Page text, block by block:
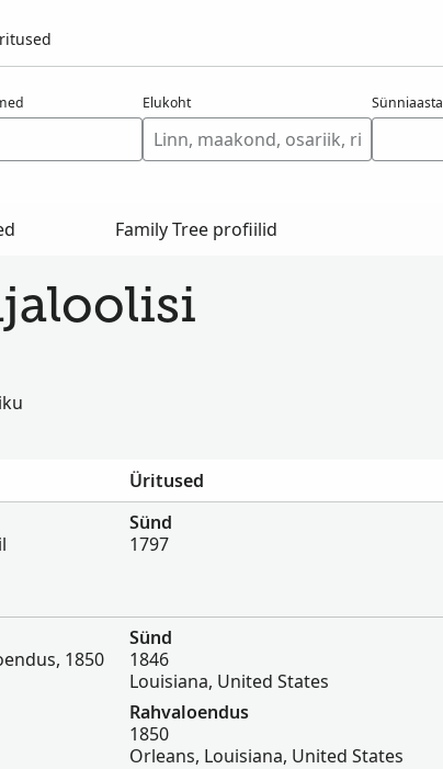
Elukoht Sünniaasta
Family Tree profiilid
Üritused
Sünd
1797
1850
Sünd
1846
Louisiana, United States
Rahvaloendus
1850
Orleans, Louisiana, United States